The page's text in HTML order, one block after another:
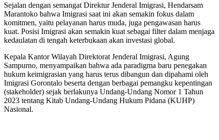
Sejalan dengan semangat Direktur Jenderal Imigrasi, Hendarsam
Marantoko bahwa Imigrasi saat ini akan semakin fokus dalam
komitmen, yaitu pelayanan harus muda, juga pengawasan harus
kuat. Posisi Imigrasi akan semakin kuat sebagai filter dalam menjaga
kedaulatan di tengah keterbukaan akan investasi global.
Kepala Kantor Wilayah Direktorat Jenderal Imigrasi, Agung
Sampurno, menyampaikan bahwa ada paradigma baru penegakan
hukum keimigrasian yang harus terus dibangun dan dipahami oleh
Imigrasi Gorontalo beserta dengan berbagai pemangku kepentingan
(stakeholder) sejak berlakunya Undang-Undang Nomor 1 Tahun
2023 tentang Kitab Undang-Undang Hukum Pidana (KUHP)
Nasional.